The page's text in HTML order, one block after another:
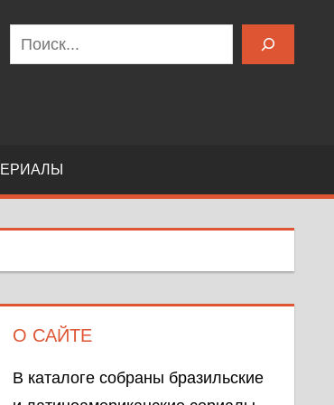
Поиск
О САЙТЕ
В каталоге собраны бразильские